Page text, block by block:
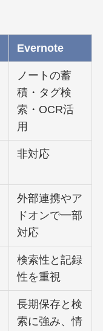
Evernote
ノートの蓄
積・タグ検
索・OCR活
用
非対応
外部連携やア
ドオンで一部
対応
検索性と記録
性を重視
長期保存と検
索に強み、情